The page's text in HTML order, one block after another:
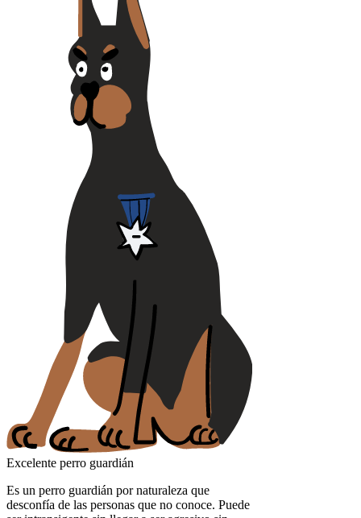
Excelente perro guardián
Es un perro guardián por naturaleza que
desconfía de las personas que no conoce. Puede